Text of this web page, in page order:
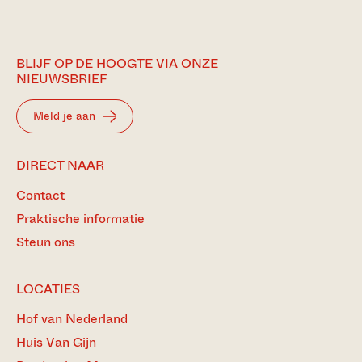
BLIJF OP DE HOOGTE VIA ONZE
NIEUWSBRIEF
Meld je aan
DIRECT NAAR
Contact
Praktische informatie
Steun ons
LOCATIES
Hof van Nederland
Huis Van Gijn